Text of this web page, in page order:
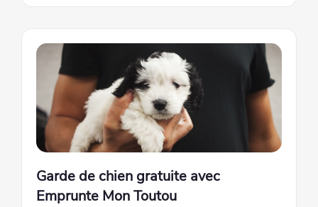
Garde de chien gratuite avec
Emprunte Mon Toutou